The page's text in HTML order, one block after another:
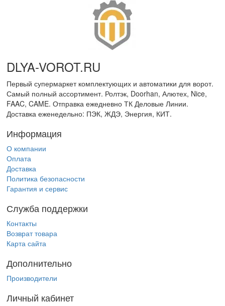
DLYA-VOROT.RU
Первый супермаркет комплектующих и автоматики для ворот.
Самый полный ассортимент. Ролтэк, Doorhan, Алютех, Nice,
FAAC, CAME. Отправка ежедневно ТК Деловые Линии.
Доставка еженедельно: ПЭК, ЖДЭ, Энергия, КИТ.
Информация
О компании
Оплата
Доставка
Политика безопасности
Гарантия и сервис
Служба поддержки
Контакты
Возврат товара
Карта сайта
Дополнительно
Производители
Личный кабинет